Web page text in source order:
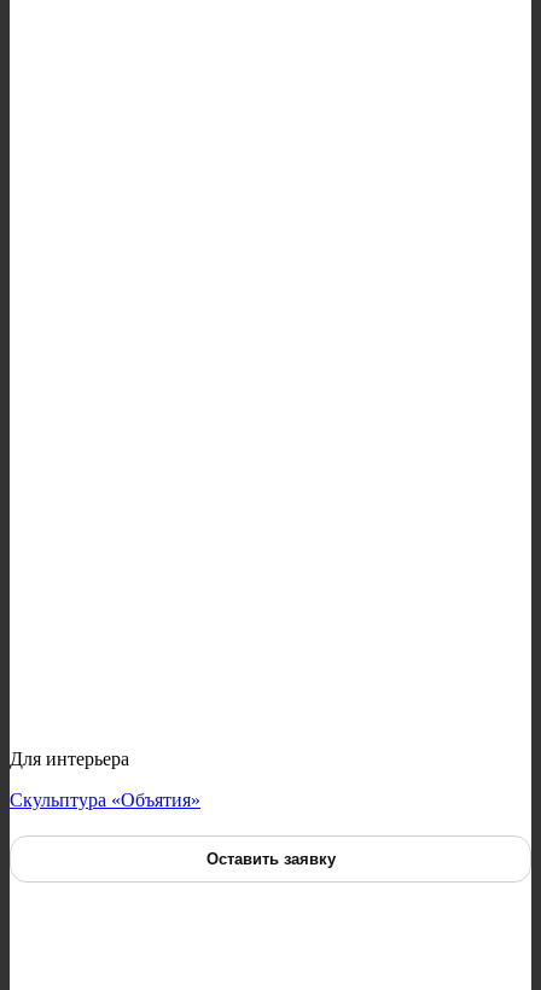
Для интерьера
Скульптура «Объятия»
Оставить заявку